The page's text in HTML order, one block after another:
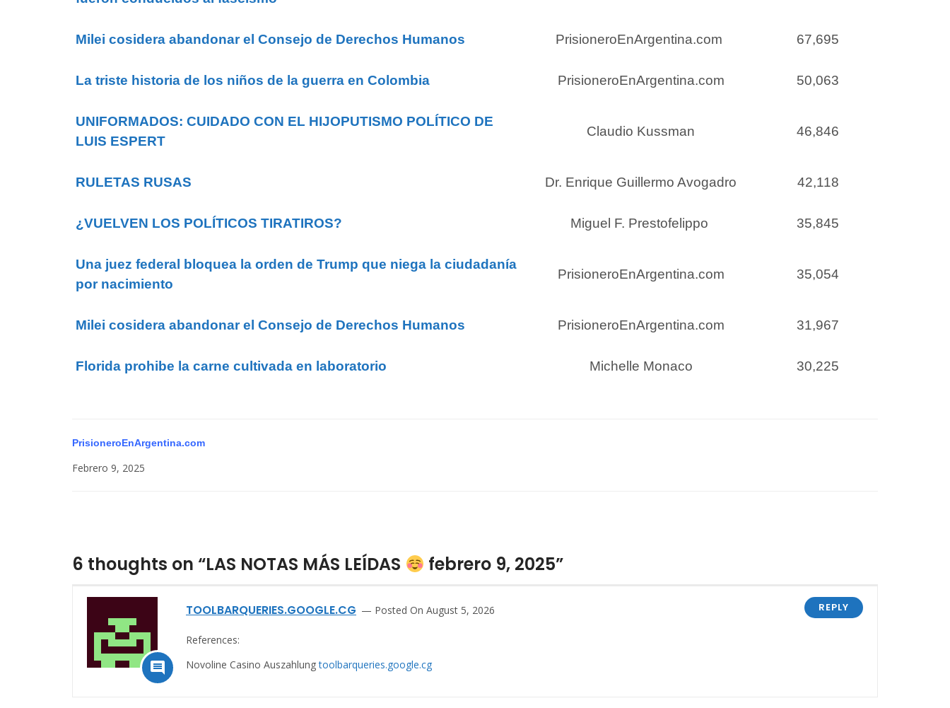
Milei cosidera abandonar el Consejo de Derechos Humanos PrisioneroEnArgentina.com 67,695
La triste historia de los niños de la guerra en Colombia PrisioneroEnArgentina.com 50,063
UNIFORMADOS: CUIDADO CON EL HIJOPUTISMO POLÍTICO DE
LUIS ESPERT
Claudio Kussman 46,846
RULETAS RUSAS Dr. Enrique Guillermo Avogadro 42,118
¿VUELVEN LOS POLÍTICOS TIRATIROS? Miguel F. Prestofelippo 35,845
Una juez federal bloquea la orden de Trump que niega la ciudadanía
por nacimiento
PrisioneroEnArgentina.com 35,054
Milei cosidera abandonar el Consejo de Derechos Humanos PrisioneroEnArgentina.com 31,967
Florida prohibe la carne cultivada en laboratorio Michelle Monaco 30,225
PrisioneroEnArgentina.com
Febrero 9, 2025
6 thoughts on “LAS NOTAS MÁS LEÍDAS febrero 9, 2025”

TOOLBARQUERIES.GOOGLE.CG Posted On August 5, 2026 REPLY
References:
Novoline Casino Auszahlungtoolbarqueries.google.cg